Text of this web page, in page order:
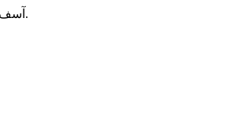
آسف ليس لدينا هذا المورد.